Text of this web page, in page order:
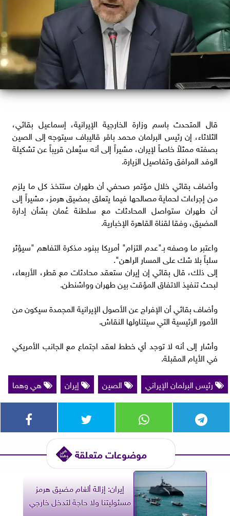
قال المتحدث باسم وزارة الخارجية الإيرانية، إسماعيل بقائي،
الثلاثاء، إن رئيس البرلمان محمد باقر قاليباف سيتوجه إلى الصين
بصفته ممثلاً خاصاً لإيران، مشيراً إلى أنه سيُعلن قريباً عن تشكيلة
الوفد المرافق وتفاصيل الزيارة.
وأضاف بقائي خلال مؤتمر صحفي أن طهران ستتخذ كل ما يلزم
من إجراءات لحماية مصالحها فيما يتعلق بمضيق هرمز، مشيراً إلى
أن طهران ستواصل المحادثات مع سلطنة عُمان بشأن إدارة
المضيق، وفقا لقناة القاهرة الإخبارية.
واعتبر ما وصفه بـ"عدم التزام" أمريكا ببنود مذكرة التفاهم "سيؤثر
سلباً بلا شك على المسار الراهن".
إلى ذلك، قال بقائي إن إيران ستعقد ⁠محادثات مع قطر، الأربعاء،
لبحث تنفيذ الاتفاق المؤقت بين طهران وواشنطن.
وأضاف بقائي أن ⁠الإفراج عن الأصول الإيرانية المجمدة سيكون من
الأمور ‌الرئيسية التي سيتناولها النقاش.
وأشار إلى أنه ⁠لا ‌توجد أي خطط لعقد اجتماع مع الجانب ‌الأمريكي
في الأيام المقبلة.
رئيس البرلمان الإيراني
الصين إيران هي وهما
موضوعات متعلقة
إيران: إزالة ألغام مضيق هرمز
مسئوليتنا ولا حاجة لتدخل خارجي